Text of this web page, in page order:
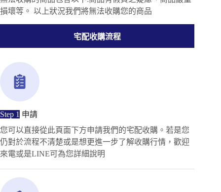
損壞等。 以上狀況我們將無法收購您的商品
宅配收購流程
Step 1 申請
您可以直接從此頁面下方申請我們的宅配收購。若是您
仍對於流程不清楚或是想更進一步了解收購行情，歡迎
來電或是LINE可為您詳細說明